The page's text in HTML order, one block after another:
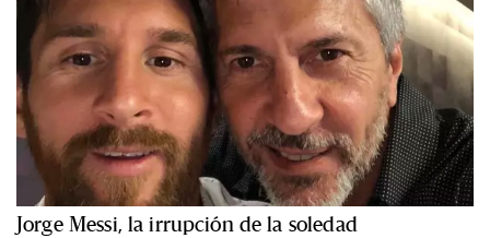
Jorge Messi, la irrupción de la soledad